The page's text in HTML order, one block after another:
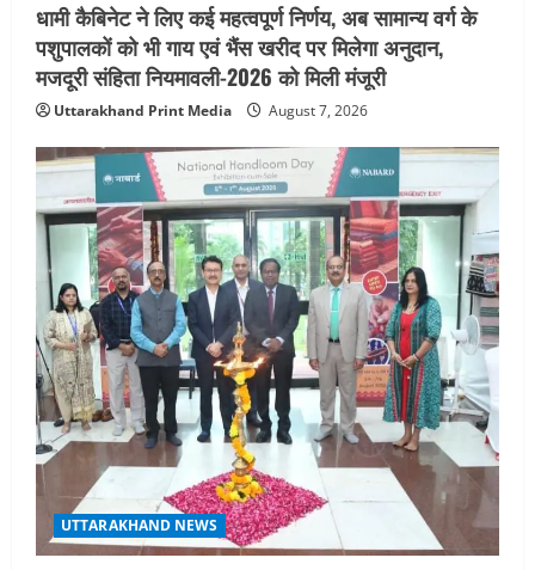
धामी कैबिनेट ने लिए कई महत्वपूर्ण निर्णय, अब सामान्य वर्ग के
पशुपालकों को भी गाय एवं भैंस खरीद पर मिलेगा अनुदान,
मजदूरी संहिता नियमावली-2026 को मिली मंजूरी
Uttarakhand Print Media August 7, 2026
UTTARAKHAND NEWS